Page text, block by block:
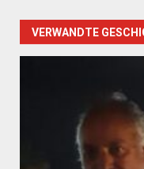
VERWANDTE